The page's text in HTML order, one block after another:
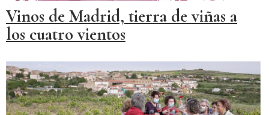
Vinos de Madrid, tierra de viñas a
los cuatro vientos